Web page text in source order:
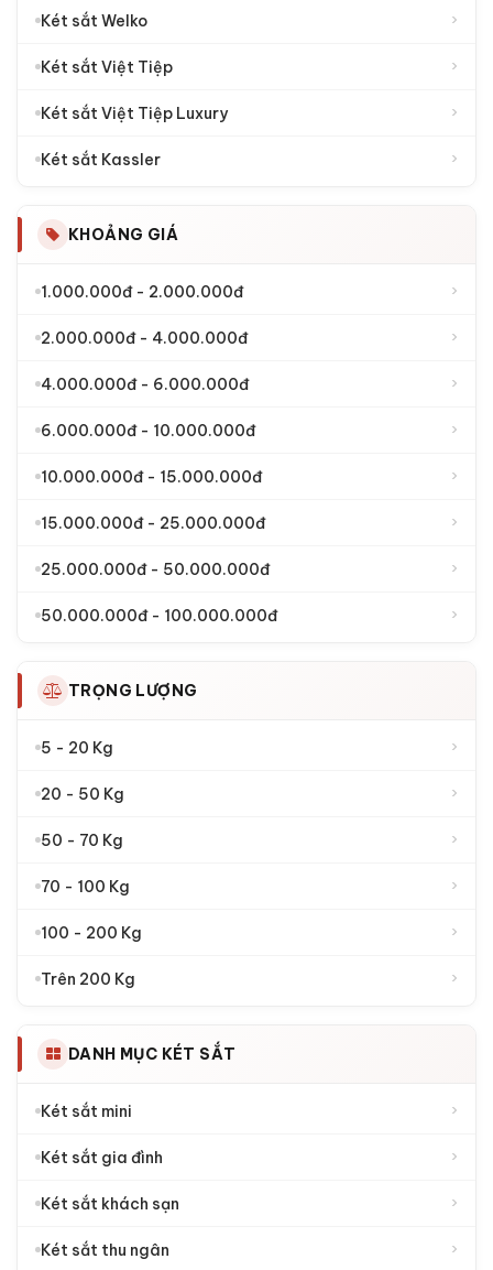
LOẠI KHOÁ KÉT SẮT
Két sắt khoá cơ ›
Két sắt khoá đổi mã ›
Két sắt khoá điện tử ›
Két sắt khoá vân tay ›
Két sắt Bofa ›
Két sắt Philips ›
Két Sắt Việt Nhật ›
Két sắt Aifeibao ›
Két sắt Welko ›
Két sắt Việt Tiệp ›
KHOẢNG GIÁ
1.000.000đ - 2.000.000đ ›
2.000.000đ - 4.000.000đ ›